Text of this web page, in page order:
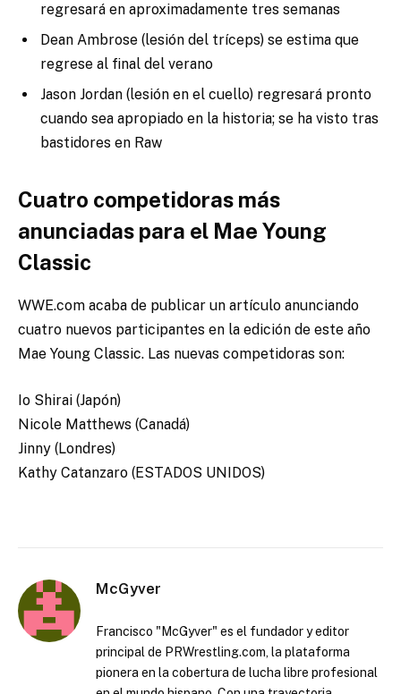
regresará en aproximadamente tres semanas
Dean Ambrose (lesión del tríceps) se estima que
regrese al final del verano
Jason Jordan (lesión en el cuello) regresará pronto
cuando sea apropiado en la historia; se ha visto tras
bastidores en Raw
Cuatro competidoras más
anunciadas para el Mae Young
Classic
WWE.com acaba de publicar un artículo anunciando
cuatro nuevos participantes en la edición de este año
Mae Young Classic. Las nuevas competidoras son:
Io Shirai (Japón)
Nicole Matthews (Canadá)
Jinny (Londres)
Kathy Catanzaro (ESTADOS UNIDOS)
McGyver
Francisco "McGyver" es el fundador y editor
principal de PRWrestling.com, la plataforma
pionera en la cobertura de lucha libre profesional